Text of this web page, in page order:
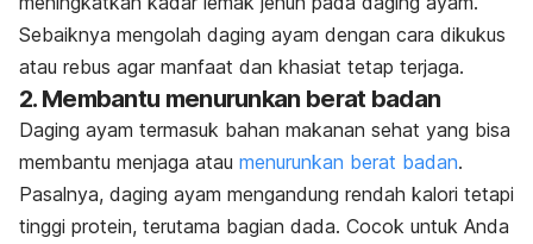
Sebaiknya mengolah daging ayam dengan cara dikukus
atau rebus agar manfaat dan khasiat tetap terjaga.
2. Membantu menurunkan berat badan
Daging ayam termasuk bahan makanan sehat yang bisa
membantu menjaga atau menurunkan berat badan.
Pasalnya, daging ayam mengandung rendah kalori tetapi
tinggi protein, terutama bagian dada. Cocok untuk Anda